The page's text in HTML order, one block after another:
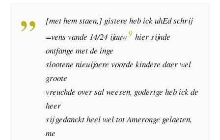
[met hem staen,] gistere heb ick uhEd schrij
=vens vande 14/24 ijauw9 hier sijnde
ontfange met de inge
slootene nieuijaere voorde kindere daer wel
groote
vreuchde over sal weesen, godertge heb ick de
heer
sij gedanckt heel wel tot Ameronge gelaeten,
me